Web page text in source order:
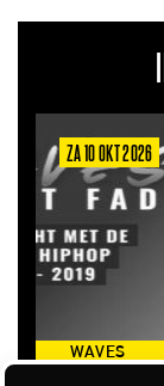
ZA 10 OKT 2026
WAVES